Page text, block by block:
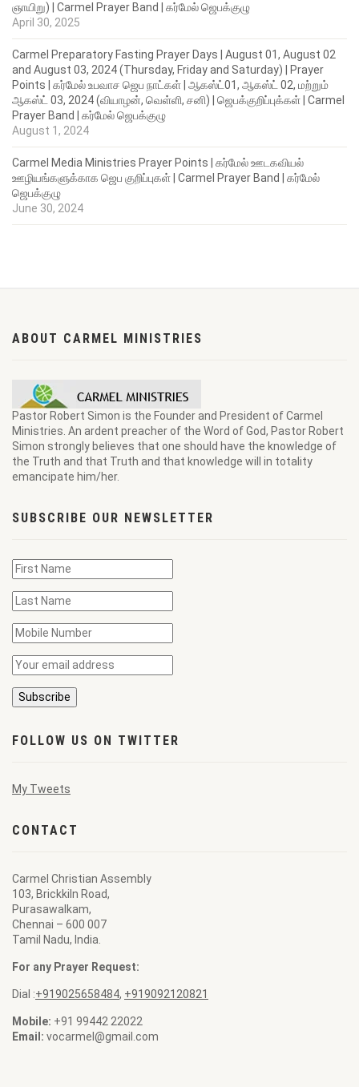
ஞாயிறு) | Carmel Prayer Band | கர்மேல் ஜெபக்குழு
April 30, 2025
Carmel Preparatory Fasting Prayer Days | August 01, August 02
and August 03, 2024 (Thursday, Friday and Saturday) | Prayer
Points | கர்மேல் உபவாச ஜெப நாட்கள் | ஆகஸ்ட்01, ஆகஸ்ட் 02, மற்றும்
ஆகஸ்ட் 03, 2024 (வியாழன், வெள்ளி, சனி) | ஜெபக்குறிப்புக்கள் | Carmel
Prayer Band | கர்மேல் ஜெபக்குழு
August 1, 2024
Carmel Media Ministries Prayer Points | கர்மேல் ஊடகவியல்
ஊழியங்களுக்காக ஜெப குறிப்புகள் | Carmel Prayer Band | கர்மேல்
ஜெபக்குழு
June 30, 2024
ABOUT CARMEL MINISTRIES
Pastor Robert Simon is the Founder and President of Carmel
Ministries. An ardent preacher of the Word of God, Pastor Robert
Simon strongly believes that one should have the knowledge of
the Truth and that Truth and that knowledge will in totality
emancipate him/her.
SUBSCRIBE OUR NEWSLETTER
FOLLOW US ON TWITTER
My Tweets
CONTACT
Carmel Christian Assembly
103, Brickkiln Road,
Purasawalkam,
Chennai – 600 007
Tamil Nadu, India.
For any Prayer Request:
Dial :+919025658484, +919092120821
Mobile: +91 99442 22022
Email: vocarmel@gmail.com